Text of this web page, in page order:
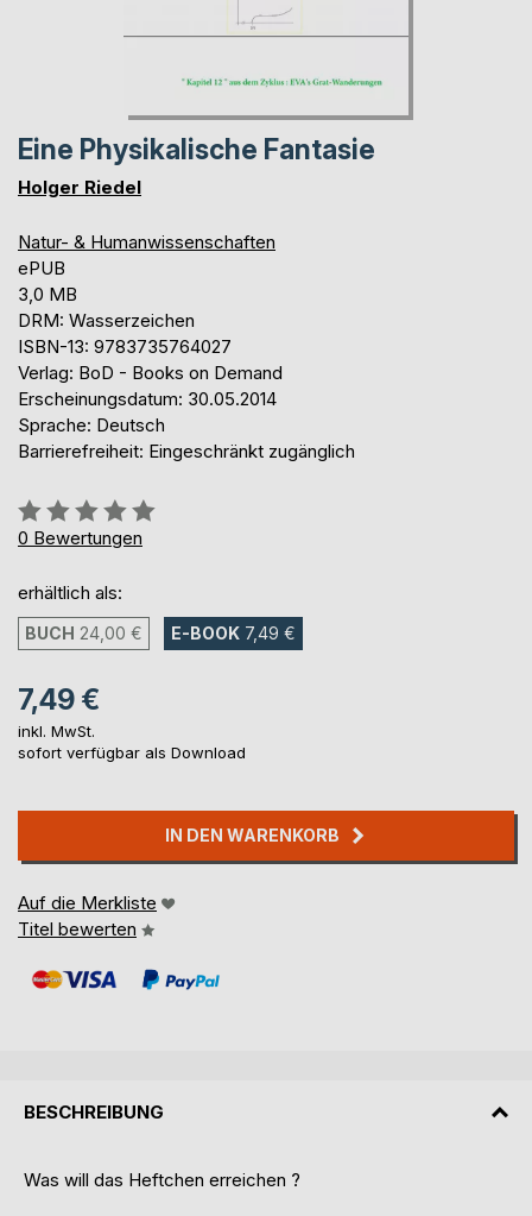
Eine Physikalische Fantasie
Holger Riedel
Natur- & Humanwissenschaften
ePUB
3,0 MB
DRM: Wasserzeichen
ISBN-13: 9783735764027
Verlag: BoD - Books on Demand
Erscheinungsdatum: 30.05.2014
Sprache: Deutsch
Barrierefreiheit: Eingeschränkt zugänglich
Bewertung::
0%
0 Bewertungen
erhältlich als:
BUCH 24,00 € E-BOOK 7,49 €
7,49 €
inkl. MwSt.
sofort verfügbar als Download
IN DEN WARENKORB
Auf die Merkliste
Titel bewerten
BESCHREIBUNG
Was will das Heftchen erreichen ?